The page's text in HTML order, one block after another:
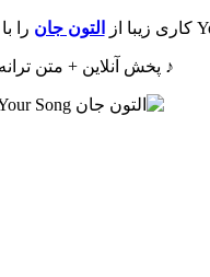
التون جان را
♪ پخش آنلاین + متن ترانه Your Song التون جان ♪